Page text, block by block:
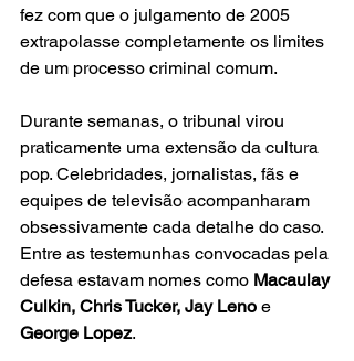
fez com que o julgamento de 2005
extrapolasse completamente os limites
de um processo criminal comum.
Durante semanas, o tribunal virou
praticamente uma extensão da cultura
pop. Celebridades, jornalistas, fãs e
equipes de televisão acompanharam
obsessivamente cada detalhe do caso.
Entre as testemunhas convocadas pela
defesa estavam nomes como Macaulay
Culkin, Chris Tucker, Jay Leno e
George Lopez.